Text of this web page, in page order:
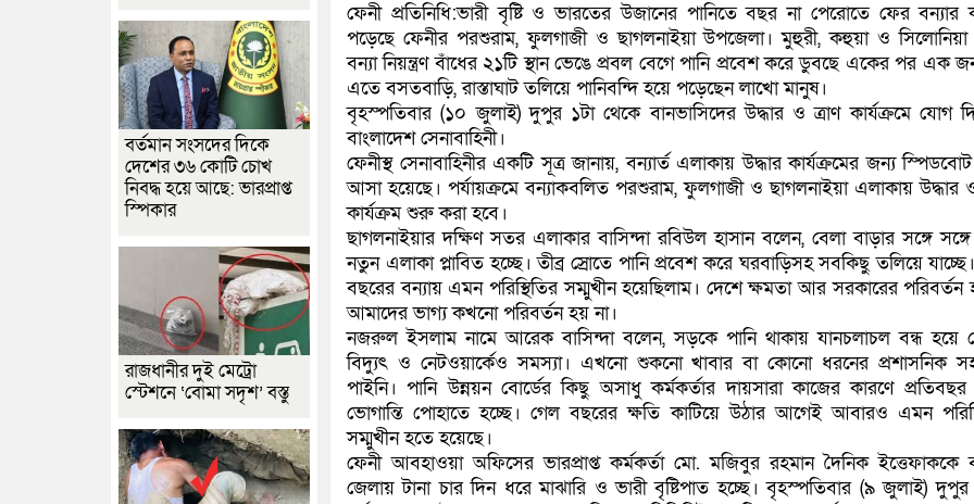
ফেনী প্রতিনিধি:ভারী বৃষ্টি ও ভারতের উজানের পানিতে বছর না পেরোতে ফের বন্যার
পড়েছে ফেনীর পরশুরাম, ফুলগাজী ও ছাগলনাইয়া উপজেলা। মুহুরী, কহুয়া ও সিলোনিয়া
বন্যা নিয়ন্ত্রণ বাঁধের ২১টি স্থান ভেঙে প্রবল বেগে পানি প্রবেশ করে ডুবছে একের পর এক
এতে বসতবাড়ি, রাস্তাঘাট তলিয়ে পানিবন্দি হয়ে পড়েছেন লাখো মানুষ।
বৃহস্পতিবার (১০ জুলাই) দুপুর ১টা থেকে বানভাসিদের উদ্ধার ও ত্রাণ কার্যক্রমে যোগ
বাংলাদেশ সেনাবাহিনী।
ফেনীস্থ সেনাবাহিনীর একটি সূত্র জানায়, বন্যার্ত এলাকায় উদ্ধার কার্যক্রমের জন্য
আসা হয়েছে। পর্যায়ক্রমে বন্যাকবলিত পরশুরাম, ফুলগাজী ও ছাগলনাইয়া এলাকায় উদ্ধার ও
কার্যক্রম শুরু করা হবে।
ছাগলনাইয়ার দক্ষিণ সতর এলাকার বাসিন্দা রবিউল হাসান বলেন, বেলা বাড়ার সঙ্গে
নতুন এলাকা প্লাবিত হচ্ছে। তীব্র স্রোতে পানি প্রবেশ করে ঘরবাড়িসহ সবকিছু তলিয়ে
বছরের বন্যায় এমন পরিস্থিতির সম্মুখীন হয়েছিলাম। দেশে ক্ষমতা আর সরকারের পরিবর্তন
আমাদের ভাগ্য কখনো পরিবর্তন হয় না।
নজরুল ইসলাম নামে আরেক বাসিন্দা বলেন, সড়কে পানি থাকায় যানচলাচল বন্ধ হয়ে
বিদ্যুৎ ও নেটওয়ার্কেও সমস্যা। এখনো শুকনো খাবার বা কোনো ধরনের প্রশাসনিক
পাইনি। পানি উন্নয়ন বোর্ডের কিছু অসাধু কর্মকর্তার দায়সারা কাজের কারণে
ভোগান্তি পোহাতে হচ্ছে। গেল বছরের ক্ষতি কাটিয়ে উঠার আগেই আবারও এমন
সম্মুখীন হতে হয়েছে।
ফেনী আবহাওয়া অফিসের ভারপ্রাপ্ত কর্মকর্তা মো. মজিবুর রহমান দৈনিক ইত্তেফাককে
জেলায় টানা চার দিন ধরে মাঝারি ও ভারী বৃষ্টিপাত হচ্ছে। বৃহস্পতিবার (৯ জুলাই) দুপুর
বর্তমান সংসদের দিকে
দেশের ৩৬ কোটি চোখ
নিবদ্ধ হয়ে আছে: ভারপ্রাপ্ত
স্পিকার
রাজধানীর দুই মেট্রো
স্টেশনে ‘বোমা সদৃশ’ বস্তু